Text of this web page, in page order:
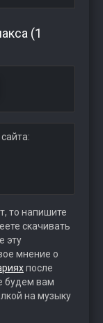
(1
то напишите
скачивать
эту
мнение о
после
будем вам
на музыку